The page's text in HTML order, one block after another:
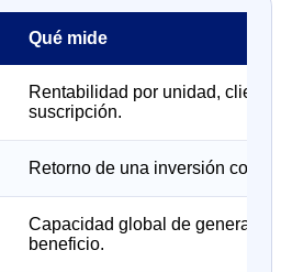
Qué mide
Rentabilidad por unidad, cliente
suscripción.
Retorno de una inversión
Capacidad global de generar
beneficio.